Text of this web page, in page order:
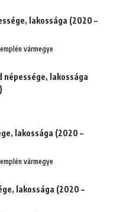
lakossága (2020 –
vármegye
népessége, lakossága
lakossága (2020 –
vármegye
lakossága (2020 –